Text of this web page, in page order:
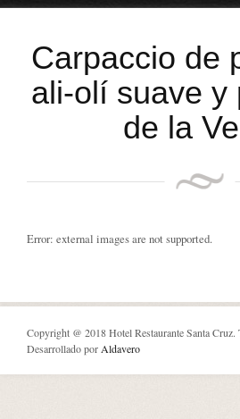
Carpaccio de
ali-olí suave y
de la
Error: external images are not supported.
Copyright @ 2018 Hotel Restaurante Santa Cruz.
Desarrollado por Aldavero